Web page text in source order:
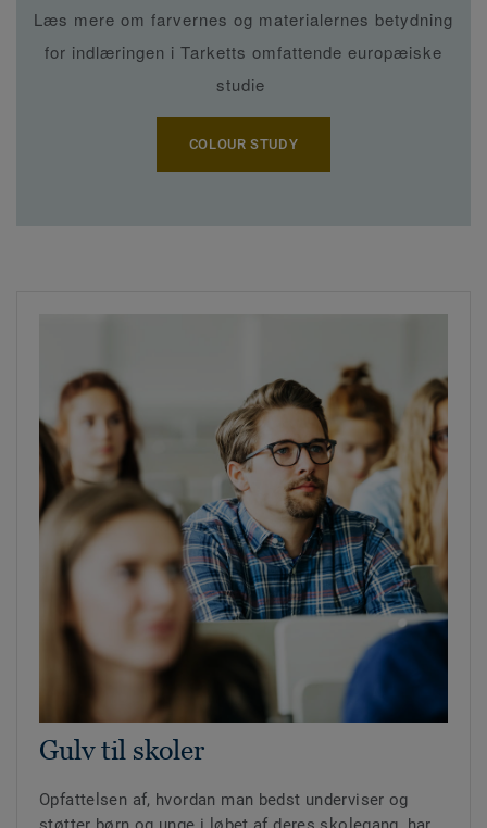
Læs mere om farvernes og materialernes betydning
for indlæringen i Tarketts omfattende europæiske
studie
COLOUR STUDY
Gulv til skoler
Opfattelsen af, hvordan man bedst underviser og